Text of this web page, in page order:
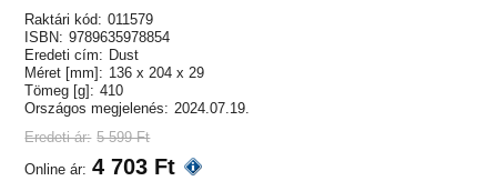
Raktári kód: 011579
ISBN: 9789635978854
Eredeti cím: Dust
Méret [mm]: 136 x 204 x 29
Tömeg [g]: 410
Országos megjelenés: 2024.07.19.
Eredeti ár: 5 599 Ft
Online ár: 4 703 Ft